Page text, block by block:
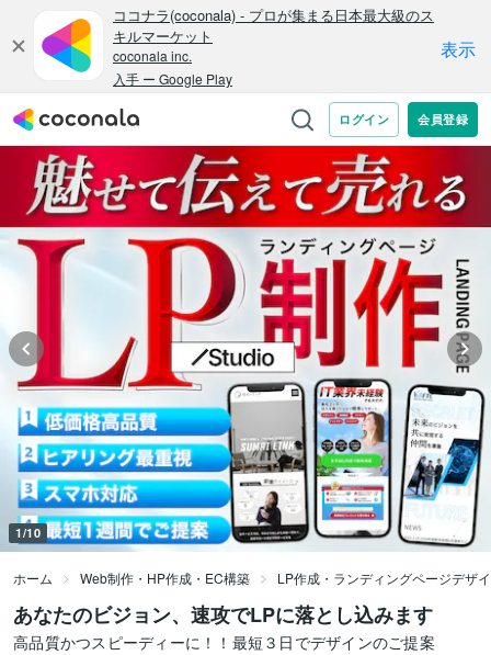
1/10
ホーム Web制作・HP作成・EC構築 LP作成・ランディングページデザ
あなたのビジョン、速攻でLPに落とし込みます
高品質かつスピーディーに！！最短３日でデザインのご提案